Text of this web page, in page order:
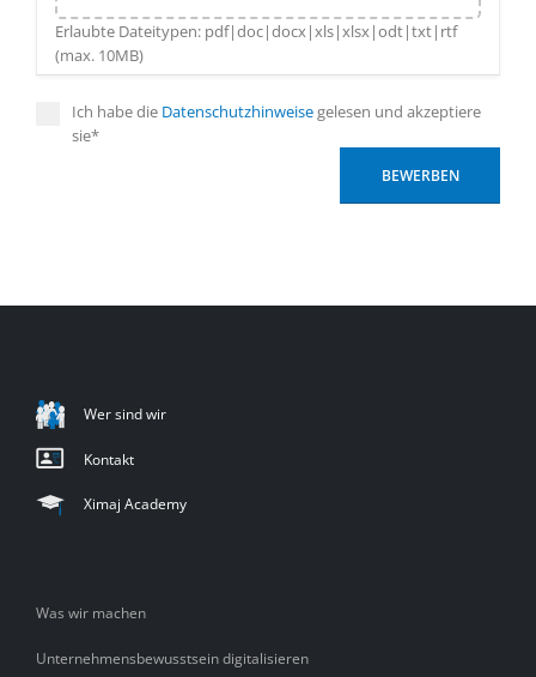
Erlaubte Dateitypen: pdf|doc|docx|xls|xlsx|odt|txt|rtf
(max. 10MB)
Ich habe die Datenschutzhinweisegelesen und akzeptiere
sie*
BEWERBEN
Wer sind wir
Kontakt
Ximaj Academy
Was wir machen
Unternehmensbewusstsein digitalisieren